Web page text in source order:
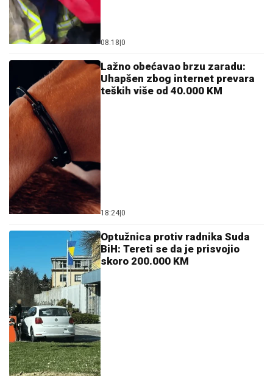
08:18 0
Lažno obećavao brzu zaradu:
Uhapšen zbog internet prevara
teških više od 40.000 KM
18:24 0
Optužnica protiv radnika Suda
BiH: Tereti se da je prisvojio
skoro 200.000 KM